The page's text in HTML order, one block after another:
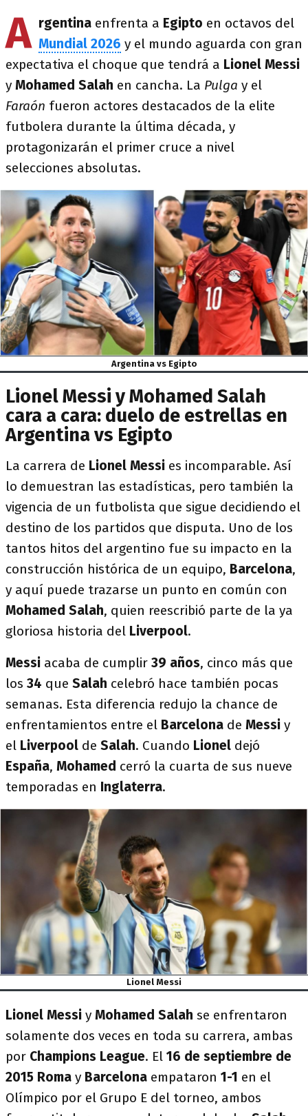
A rgentina enfrenta a Egipto en octavos del
Mundial 2026 y el mundo aguarda con gran
expectativa el choque que tendrá a Lionel Messi
y Mohamed Salah en cancha. La Pulga y el
Faraón fueron actores destacados de la elite
futbolera durante la última década, y
protagonizarán el primer cruce a nivel
selecciones absolutas.
Argentina vs Egipto
Lionel Messi y Mohamed Salah
cara a cara: duelo de estrellas en
Argentina vs Egipto
La carrera de Lionel Messi es incomparable. Así
lo demuestran las estadísticas, pero también la
vigencia de un futbolista que sigue decidiendo el
destino de los partidos que disputa. Uno de los
tantos hitos del argentino fue su impacto en la
construcción histórica de un equipo, Barcelona,
y aquí puede trazarse un punto en común con
Mohamed Salah, quien reescribió parte de la ya
gloriosa historia del Liverpool.
Messi acaba de cumplir 39 años, cinco más que
los 34 que Salah celebró hace también pocas
semanas. Esta diferencia redujo la chance de
enfrentamientos entre el Barcelona de Messi y
el Liverpool de Salah. Cuando Lionel dejó
España, Mohamed cerró la cuarta de sus nueve
temporadas en Inglaterra.
Lionel Messi
Lionel Messi y Mohamed Salah se enfrentaron
solamente dos veces en toda su carrera, ambas
por Champions League. El 16 de septiembre de
2015 Roma y Barcelona empataron 1-1 en el
Olímpico por el Grupo E del torneo, ambos